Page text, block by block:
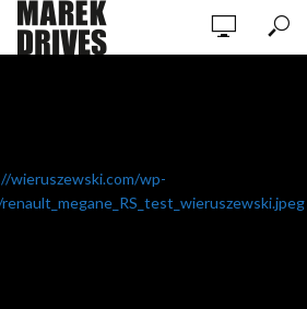
wieruszewski.com/wp-